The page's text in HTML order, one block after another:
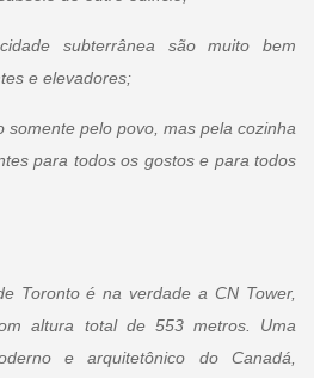
subterrânea são muito bem
e elevadores;
somente pelo povo, mas pela cozinha
para todos os gostos e para todos
Toronto é na verdade a CN Tower,
altura total de 553 metros. Uma
e arquitetônico do Canadá,